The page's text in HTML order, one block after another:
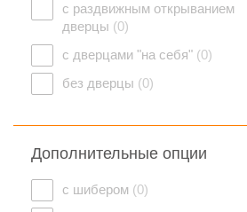
с раздвижным открыванием
дверцы (0)
с дверцами "на себя" (0)
без дверцы (0)
Дополнительные опции
с шибером (0)